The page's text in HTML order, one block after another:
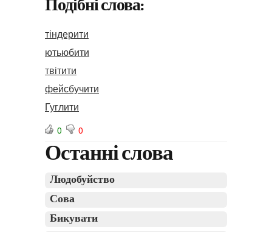
Подібні слова:
тіндерити
ютьюбити
твітити
фейсбучити
Гуглити
0 0
Останні слова
Людобуйство
Сова
Бикувати